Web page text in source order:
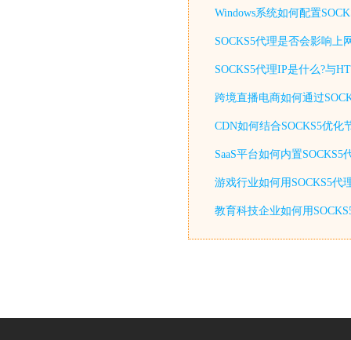
Windows系统如何配置
SOCKS5代理是否会影响上
SOCKS5代理IP是什么?与
跨境直播电商如何通过
CDN如何结合SOCKS5优
SaaS平台如何内置
游戏行业如何用SOCKS5代
教育科技企业如何用